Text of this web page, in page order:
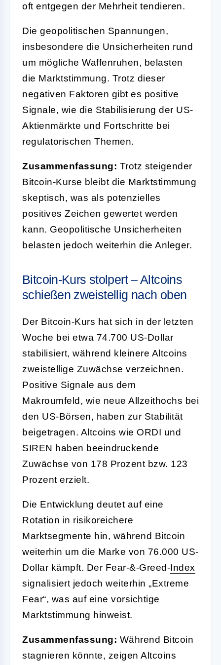
oft entgegen der Mehrheit tendieren.
Die geopolitischen Spannungen,
insbesondere die Unsicherheiten rund
um mögliche Waffenruhen, belasten
die Marktstimmung. Trotz dieser
negativen Faktoren gibt es positive
Signale, wie die Stabilisierung der US-
Aktienmärkte und Fortschritte bei
regulatorischen Themen.
Zusammenfassung: Trotz steigender
Bitcoin-Kurse bleibt die Marktstimmung
skeptisch, was als potenzielles
positives Zeichen gewertet werden
kann. Geopolitische Unsicherheiten
belasten jedoch weiterhin die Anleger.
Bitcoin-Kurs stolpert – Altcoins
schießen zweistellig nach oben
Der Bitcoin-Kurs hat sich in der letzten
Woche bei etwa 74.700 US-Dollar
stabilisiert, während kleinere Altcoins
zweistellige Zuwächse verzeichnen.
Positive Signale aus dem
Makroumfeld, wie neue Allzeithochs bei
den US-Börsen, haben zur Stabilität
beigetragen. Altcoins wie ORDI und
SIREN haben beeindruckende
Zuwächse von 178 Prozent bzw. 123
Prozent erzielt.
Die Entwicklung deutet auf eine
Rotation in risikoreichere
Marktsegmente hin, während Bitcoin
weiterhin um die Marke von 76.000 US-
Dollar kämpft. Der Fear-&-Greed-Index
signalisiert jedoch weiterhin „Extreme
Fear“, was auf eine vorsichtige
Marktstimmung hinweist.
Zusammenfassung: Während Bitcoin
stagnieren könnte, zeigen Altcoins